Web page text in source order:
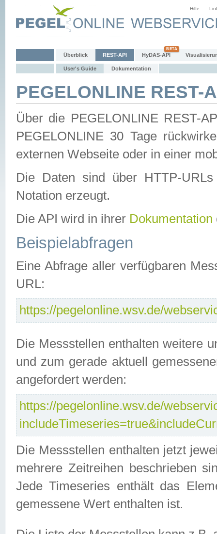
Hilfe
Überblick REST-API HyDAS-API
User's Guide Dokumentation
PEGELONLINE REST-
Über die PEGELONLINE REST-
PEGELONLINE 30 Tage
externen Webseite oder in einer
Die Daten sind über HTTP-
Notation erzeugt.
Die API wird in ihrer Dokumentation
Beispielabfragen
Eine Abfrage aller verfügbaren
URL:
https://pegelonline.wsv.de/
Die Messstellen enthalten weitere
und zum gerade aktuell
angefordert werden:
https://pegelonline.wsv.de/
Die Messstellen enthalten jetzt
mehrere Zeitreihen beschrieben
Jede Timeseries enthält das
gemessene Wert enthalten ist.